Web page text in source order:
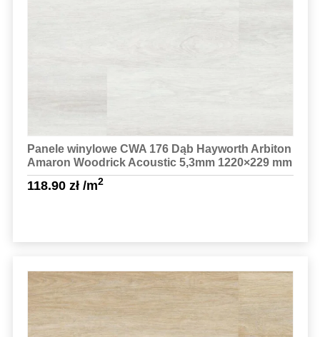
Panele winylowe CWA 176 Dąb Hayworth Arbiton
Amaron Woodrick Acoustic 5,3mm 1220×229 mm
118.90 zł/m2
Sprawdź szczegóły